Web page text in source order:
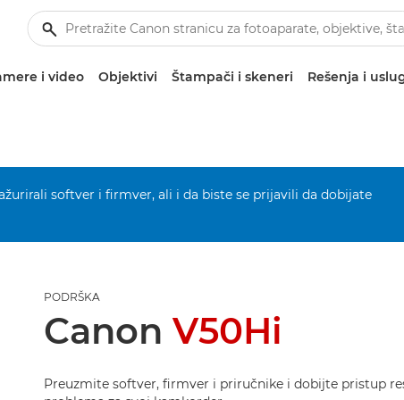
i video Objektivi Štampači i skeneri Rešenja i
softver i firmver, ali i da biste se prijavili da dobijate
PODRŠKA
Canon V50Hi
Preuzmite softver, firmver i priručnike i dobijte pristup